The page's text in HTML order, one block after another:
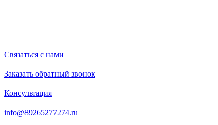
Связаться с нами
Заказать обратный звонок
Консультация
info@89265277274.ru